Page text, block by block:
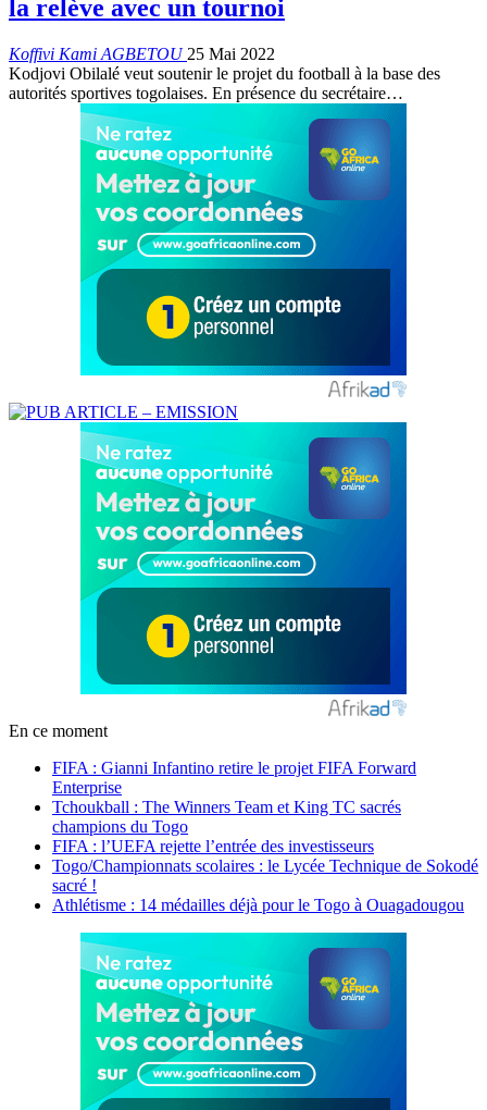
la relève avec un tournoi
Koffivi Kami AGBETOU 25 Mai 2022
Kodjovi Obilalé veut soutenir le projet du football à la base des
autorités sportives togolaises. En présence du secrétaire…
En ce moment
FIFA : Gianni Infantino retire le projet FIFA Forward
Enterprise
Tchoukball : The Winners Team et King TC sacrés
champions du Togo
FIFA : l’UEFA rejette l’entrée des investisseurs
Togo/Championnats scolaires : le Lycée Technique de Sokodé
sacré !
Athlétisme : 14 médailles déjà pour le Togo à Ouagadougou